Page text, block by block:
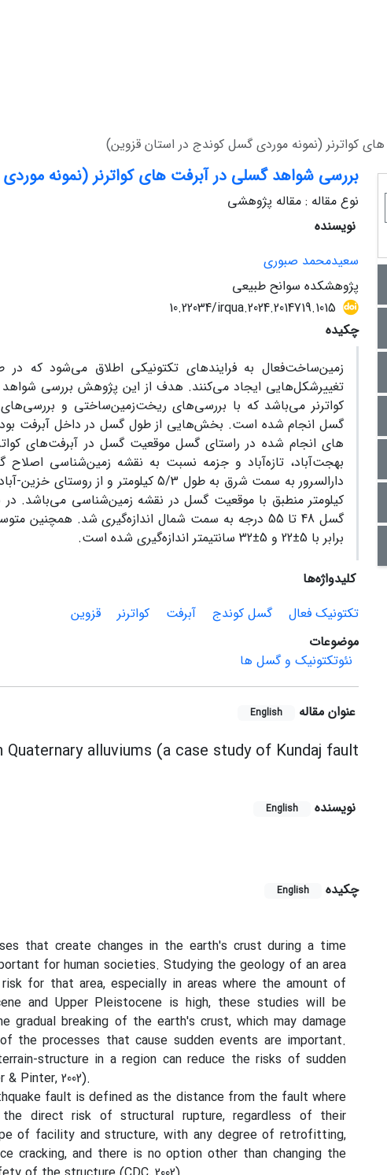
کواترنر (نمونه موردی گسل کوندج در استان قزوین)
بررسی شواهد گسلی در آبرفت های کواترنر (نمونه
نوع مقاله : مقاله پژوهشی
نویسنده
سعیدمحمد صبوری
پژوهشکده سوانح طبیعی
10.22034/irqua.2024.2014719.1015
چکیده
زمین‌ساخت‌فعال به فرایندهای تکتونیکی اطلاق می‌شود که
تغییرشکل‌هایی ایجاد می‌کنند. هدف از این پژوهش بررسی
کواترنر می‌باشد که با بررسی‌های ریخت‌زمین‌ساختی و
گسل انجام شده است. بخش‌هایی از طول گسل در داخل آبرفت
بهجت‌آباد، تازه‌آباد و جزمه نسبت به نقشه زمین‌شناسی
کیلومتر منطبق با موقعیت گسل در نقشه زمین‌شناسی می‌باشد.
گسل 48 تا 55 درجه به سمت شمال اندازه‌گیری شد.
برابر با 5±22 و 5±32 سانتیمتر اندازه‌گیری شده است.
کلیدواژه‌ها
تکتونیک فعال
گسل کوندج آبرفت کواترنر
قزوین
موضوعات
نئوتکتونیک و گسل ها
عنوان مقاله English
alluviums (a case study of Kundaj fault
نویسنده English
چکیده
English
that create changes in the earth's crust during a time
for human societies. Studying the geology of an area
for that area, especially in areas where the amount of
and Upper Pleistocene is high, these studies will be
gradual breaking of the earth's crust, which may damage
the processes that cause sudden events are important.
structure in a region can reduce the risks of sudden
Pinter, 2002).
fault is defined as the distance from the fault where
direct risk of structural rupture, regardless of their
of facility and structure, with any degree of retrofitting,
cracking, and there is no option other than changing the